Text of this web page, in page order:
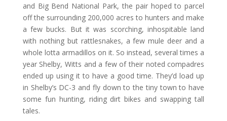
and Big Bend National Park, the pair hoped to parcel
off the surrounding 200,000 acres to hunters and make
a few bucks. But it was scorching, inhospitable land
with nothing but rattlesnakes, a few mule deer and a
whole lotta armadillos on it. So instead, several times a
year Shelby, Witts and a few of their noted compadres
ended up using it to have a good time. They’d load up
in Shelby’s DC-3 and fly down to the tiny town to have
some fun hunting, riding dirt bikes and swapping tall
tales.